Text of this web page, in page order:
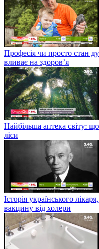
Професія чи просто стан
вливає на здоров’я
Найбільша аптека світу:
ліси
Історія українського
вакцину від холери